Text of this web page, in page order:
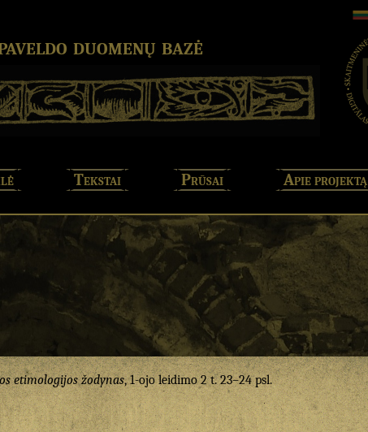
duomenų bazė
Tekstai Prūsai Apie projektą
etimologijos žodynas, 1-ojo leidimo 2 t. 23–24 psl.